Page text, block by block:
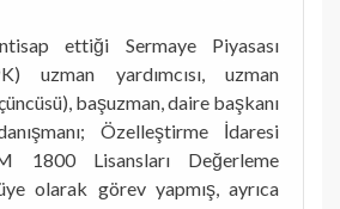
ettiği Sermaye Piyasası
uzman yardımcısı, uzman
başuzman, daire başkanı
Özelleştirme İdaresi
1800 Lisansları Değerleme
olarak görev yapmış, ayrıca